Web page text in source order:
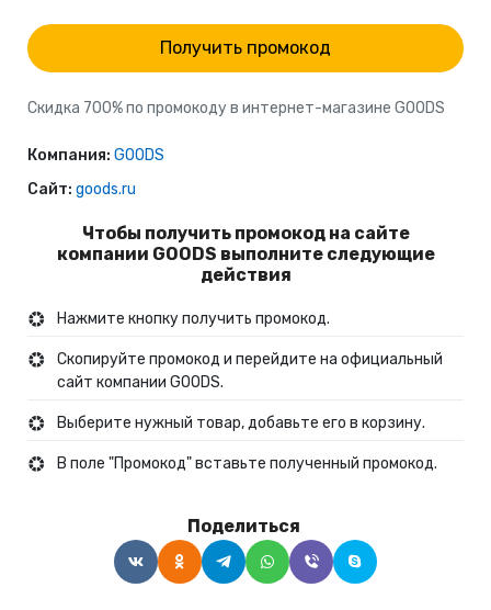
Получить промокод
Скидка 700% по промокоду в интернет-магазине GOODS
Компания: GOODS
Сайт: goods.ru
Чтобы получить промокод на сайте
компании GOODS выполните следующие
действия
Нажмите кнопку получить промокод.
Скопируйте промокод и перейдите на официальный
сайт компании GOODS.
Выберите нужный товар, добавьте его в корзину.
В поле "Промокод" вставьте полученный промокод.
Поделиться